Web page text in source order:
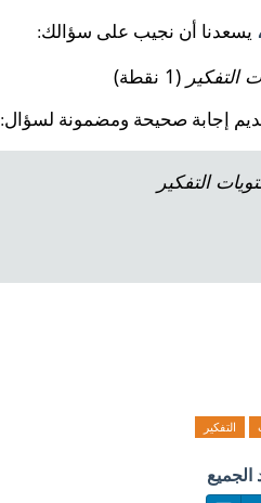
يسعدنا أن نجيب على سؤالك:
(1 نقطة)
إجابة صحيحة ومضمونة لسؤال:
التفكير
التفكير